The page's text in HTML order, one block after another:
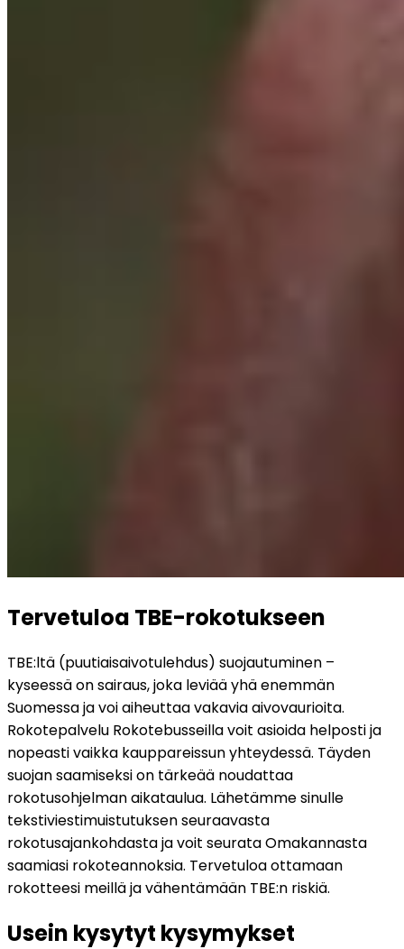
Tervetuloa TBE-rokotukseen
TBE:ltä (puutiaisaivotulehdus) suojautuminen –
kyseessä on sairaus, joka leviää yhä enemmän
Suomessa ja voi aiheuttaa vakavia aivovaurioita.
Rokotepalvelu Rokotebusseilla voit asioida helposti ja
nopeasti vaikka kauppareissun yhteydessä. Täyden
suojan saamiseksi on tärkeää noudattaa
rokotusohjelman aikataulua. Lähetämme sinulle
tekstiviestimuistutuksen seuraavasta
rokotusajankohdasta ja voit seurata Omakannasta
saamiasi rokoteannoksia. Tervetuloa ottamaan
rokotteesi meillä ja vähentämään TBE:n riskiä.
Usein kysytyt kysymykset